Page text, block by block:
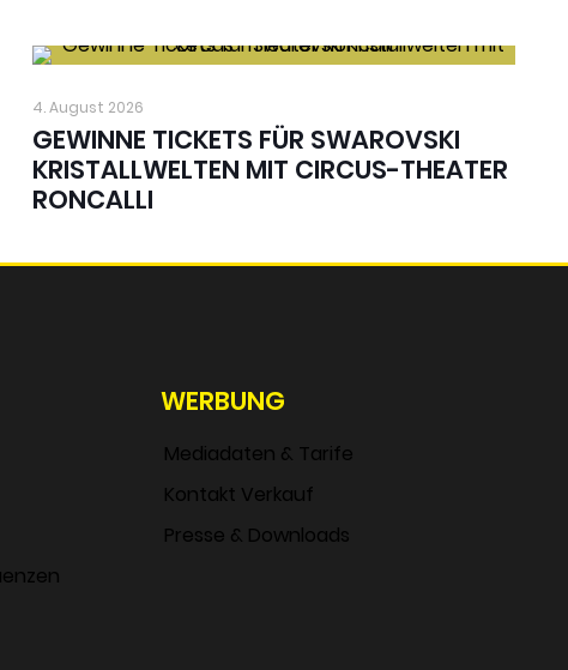
4. August 2026
GEWINNE TICKETS FÜR SWAROVSKI
KRISTALLWELTEN MIT CIRCUS-THEATER
RONCALLI
WERBUNG
Mediadaten & Tarife
Kontakt Verkauf
Presse & Downloads